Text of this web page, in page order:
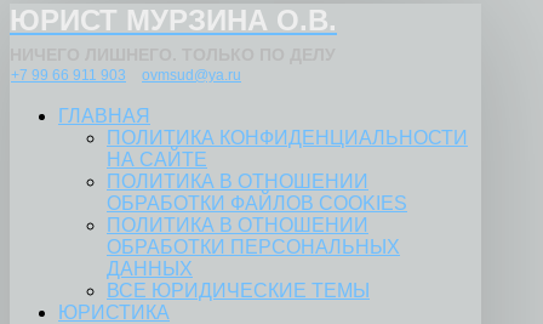
ЮРИСТ МУРЗИНА О.В.
+7 99 66 911 903 ovmsud@ya.ru
ГЛАВНАЯ
ПОЛИТИКА КОНФИДЕНЦИАЛЬНОСТИ
НА САЙТЕ
ПОЛИТИКА В ОТНОШЕНИИ
ОБРАБОТКИ ФАЙЛОВ COOKIES
ПОЛИТИКА В ОТНОШЕНИИ
ОБРАБОТКИ ПЕРСОНАЛЬНЫХ
ДАННЫХ
ВСЕ ЮРИДИЧЕСКИЕ ТЕМЫ
ЮРИСТИКА